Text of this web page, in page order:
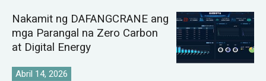
Nakamit ng DAFANGCRANE ang
mga Parangal na Zero Carbon
at Digital Energy
Abril 14, 2026